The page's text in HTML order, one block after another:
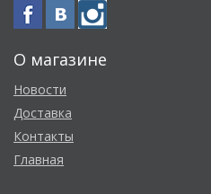
О магазине
Новости
Доставка
Контакты
Главная